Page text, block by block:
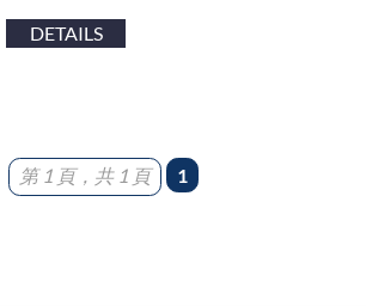
DETAILS
第 1 頁，共 1 頁 1